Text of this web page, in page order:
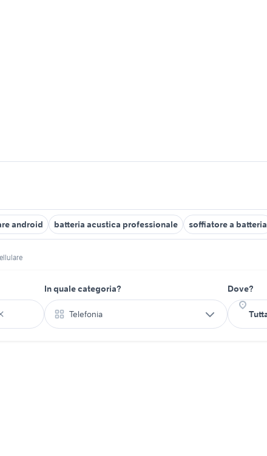
android batteria acustica professionale soffiatore a batteria
In quale categoria?
Telefonia
Dove?